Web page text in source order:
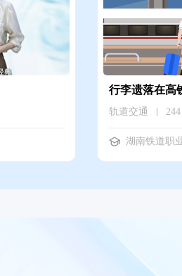
行李遗落在高
轨道交通
湖南铁道职